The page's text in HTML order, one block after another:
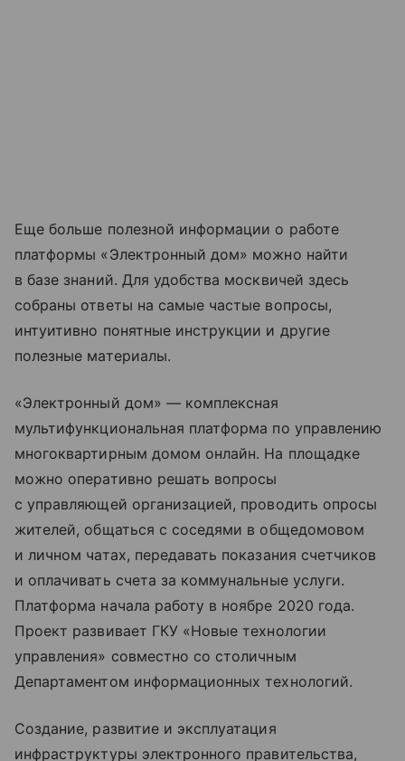
Еще больше полезной информации о работе
платформы «Электронный дом» можно найти
в базе знаний. Для удобства москвичей здесь
собраны ответы на самые частые вопросы,
интуитивно понятные инструкции и другие
полезные материалы.
«Электронный дом» — комплексная
мультифункциональная платформа по управлению
многоквартирным домом онлайн. На площадке
можно оперативно решать вопросы
с управляющей организацией, проводить опросы
жителей, общаться с соседями в общедомовом
и личном чатах, передавать показания счетчиков
и оплачивать счета за коммунальные услуги.
Платформа начала работу в ноябре 2020 года.
Проект развивает ГКУ «Новые технологии
управления» совместно со столичным
Департаментом информационных технологий.
Создание, развитие и эксплуатация
инфраструктуры электронного правительства,